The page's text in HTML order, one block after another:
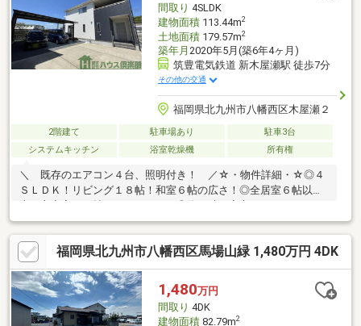
間取り 4SLDK
建物面積113.44m2
土地面積179.57m2
築年月 2020年5月(築6年4ヶ月)
筑豊電気鉄道 新木屋瀬駅 徒歩7分
その他の交通
福岡県北九州市八幡西区木屋瀬２
2階建て 駐車場あり
駐車3台
システムキッチン
浴室乾燥機 所有権
＼ 既存のエアコン４台、照明付き！ ／☆・物件詳細・☆◎４
ＳＬＤＫ！リビング１８帖！和室６帖の広さ！◎全居室６帖以
コニーあり！◎駐車場５台！うち２台分カーポート＋ウッドデッ
キ付き！◎前面道路や家屋間にゆとりのある一戸建です！※・周
辺環境・※□サンリブ木屋瀬店まで徒歩約１１分（８５０ｍ）□木
屋瀬小学校まで徒歩約１４分（１１００ｍ）□筑豊電鉄「木屋瀬
駅」まで徒歩約１０分（７５０ｍ）■詳しい内容は、 ０８０－
８３９９－９１０６ 担当、平田までお気軽にお問い合わせく
ださい。
福岡県北九州市八幡西区馬場山緑 1,480万円 4DK
1,480万円
間取り 4DK
建物面積82.79m2